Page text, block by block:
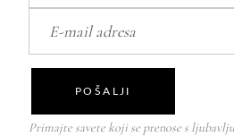
POŠALJI
Primajte savete koji se prenose s ljubavlju